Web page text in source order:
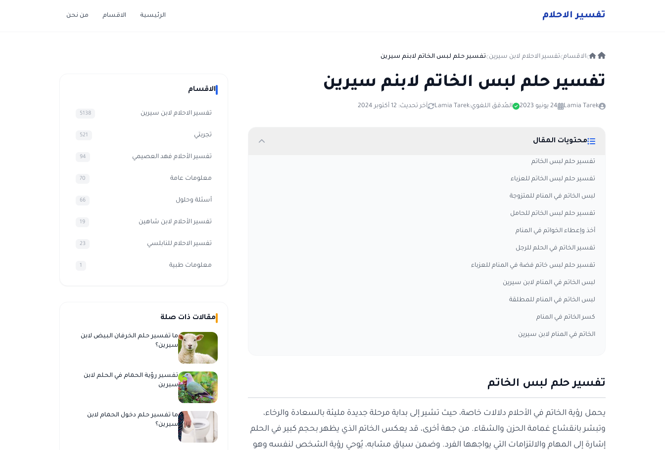
تفسير الاحلام الرئيسية الاقسام من نحن
الاقسام تفسير الاحلام لابن سيرين تفسير حلم لبس الخاتم لابنم سيرين
تفسير حلم لبس الخاتم لابنم سيرين
Lamia Tarek 24 يونيو 2023 المُدقق اللغوي:Lamia Tarek آخر تحديث: 12 أكتوبر 2024
محتويات المقال
تفسير حلم لبس الخاتم
تفسير حلم لبس الخاتم للعزباء
لبس الخاتم في المنام للمتزوجة
تفسير حلم لبس الخاتم للحامل
أخذ وإعطاء الخواتم في المنام
تفسير الخاتم في الحلم للرجل
تفسير حلم لبس خاتم فضة في المنام للعزباء
لبس الخاتم في المنام لابن سيرين
لبس الخاتم في المنام للمطلقة
كسر الخاتم في المنام
الخاتم في المنام لابن سيرين
تفسير حلم لبس الخاتم
يحمل رؤية الخاتم في الأحلام دلالات خاصة، حيث تشير إلى بداية مرحلة جديدة مليئة بالسعادة والرخاء،
وتبشر بانقشاع غمامة الحزن والشقاء. من جهة أخرى، قد يعكس الخاتم الذي يظهر بحجم كبير في الحلم
إشارة إلى المهام والالتزامات التي يواجهها الفرد. وضمن سياق مشابه، يُوحي رؤية الشخص لنفسه وهو
الاقسام
تفسير الاحلام لابن سيرين 5138
تجربتي 521
تفسير الأحلام فهد العصيمي 94
معلومات عامة 70
أسئلة وحلول 66
تفسير الأحلام لابن شاهين 19
تفسير الاحلام للنابلسي 23
معلومات طبية 1
مقالات ذات صلة
ما تفسير حلم الخرفان البيض لابن
سيرين؟
تفسير رؤية الحمام في الحلم لابن
سيرين
ما تفسير حلم دخول الحمام لابن
سيرين؟